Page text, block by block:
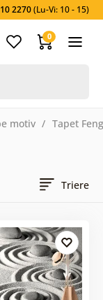
2270(Lu-Vi: 10 - 15)
0
motiv Tapet
Triere